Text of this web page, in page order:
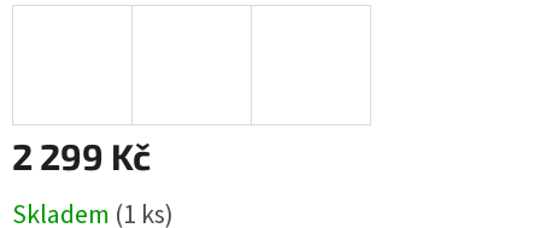
2 299 Kč
cena:
Skladem (1 ks)